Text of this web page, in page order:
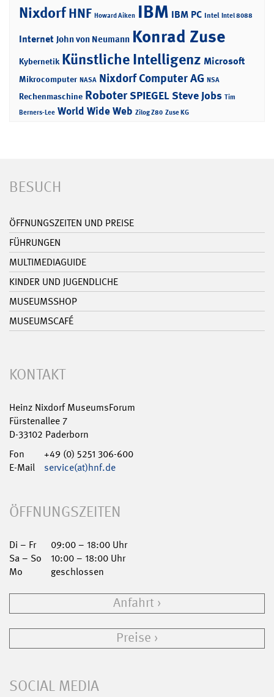
NixdorfHNF Howard Aiken IBM IBM PC Intel Intel 8088
Internet John von Neumann Konrad Zuse
Kybernetik Künstliche Intelligenz Microsoft
Mikrocomputer NASA Nixdorf Computer AG NSA
Rechenmaschine RoboterSPIEGELSteve Jobs Tim
Berners-Lee World Wide Web Zilog Z80 Zuse KG
BESUCH
ÖFFNUNGSZEITEN UND PREISE
FÜHRUNGEN
MULTIMEDIAGUIDE
KINDER UND JUGENDLICHE
MUSEUMSSHOP
MUSEUMSCAFÉ
KONTAKT
Heinz Nixdorf MuseumsForum
Fürstenallee 7
D-33102 Paderborn
Fon
+49 (0) 5251 306-600
E-Mail
service(at)hnf.de
ÖFFNUNGSZEITEN
Di – Fr
09:00 – 18:00 Uhr
Sa – So
10:00 – 18:00 Uhr
Mo
geschlossen
Anfahrt
Preise
SOCIAL MEDIA